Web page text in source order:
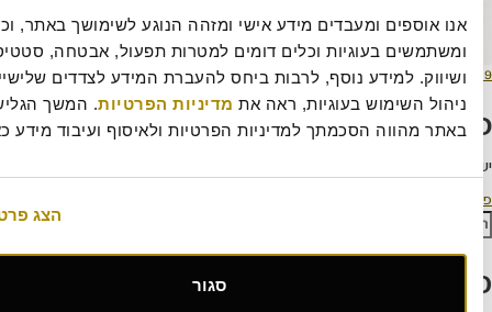
אנו אוספים ומעבדים מידע אישי ומזהה הנוגע לשימושך באתר, וכן
ומשתמשים בעוגיות וכלים דומים למטרות תפעול, אבטחה, סטטיסטיקה
ושיווק. למידע נוסף, לרבות ביחס להעברת המידע לצדדים שלישיים וכן
בעוגיות, ראה את מדיניות הפרטיות
. המשך הגלישה
הסכמתך למדיניות הפרטיות ולאיסוף ועיבוד מידע כאמור.
הצג פרטים
מסך
מלא
516 × 660
תגובה
מיוחדות